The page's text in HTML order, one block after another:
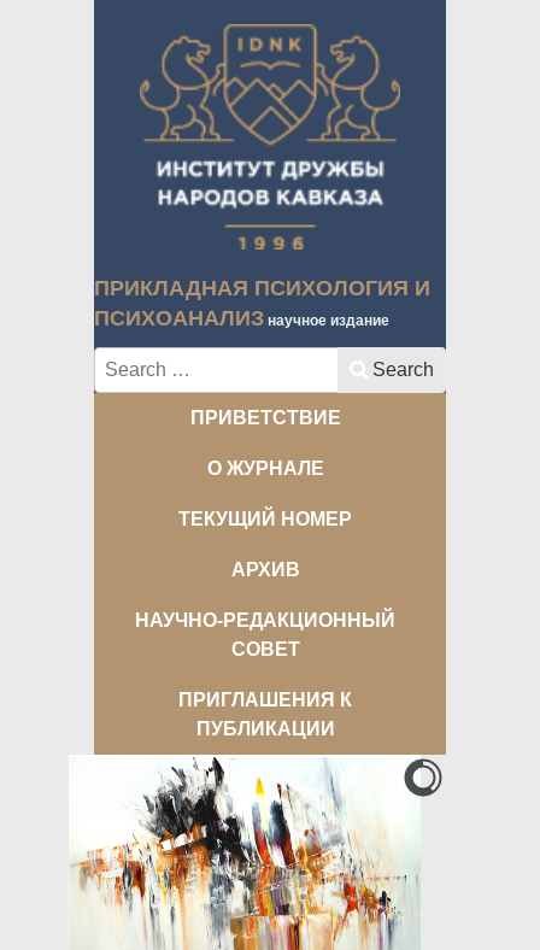
ПРИКЛАДНАЯ ПСИХОЛОГИЯ И
ПСИХОАНАЛИЗ научное издание
Search Search
ПРИВЕТСТВИЕ
О ЖУРНАЛЕ
ТЕКУЩИЙ НОМЕР
АРХИВ
НАУЧНО-РЕДАКЦИОННЫЙ
СОВЕТ
ПРИГЛАШЕНИЯ К
ПУБЛИКАЦИИ